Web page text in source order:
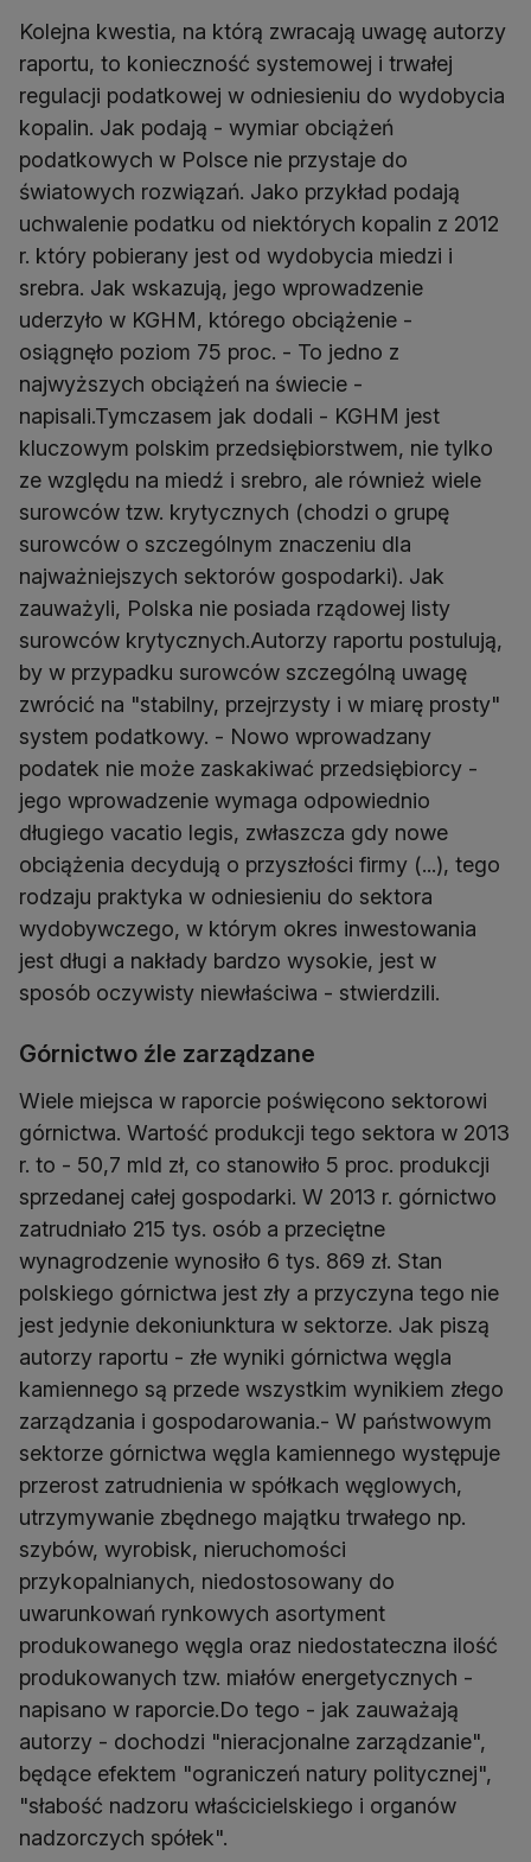
Kolejna kwestia, na którą zwracają uwagę autorzy
raportu, to konieczność systemowej i trwałej
regulacji podatkowej w odniesieniu do wydobycia
kopalin. Jak podają - wymiar obciążeń
podatkowych w Polsce nie przystaje do
światowych rozwiązań. Jako przykład podają
uchwalenie podatku od niektórych kopalin z 2012
r. który pobierany jest od wydobycia miedzi i
srebra. Jak wskazują, jego wprowadzenie
uderzyło w KGHM, którego obciążenie -
osiągnęło poziom 75 proc. - To jedno z
najwyższych obciążeń na świecie -
napisali.Tymczasem jak dodali - KGHM jest
kluczowym polskim przedsiębiorstwem, nie tylko
ze względu na miedź i srebro, ale również wiele
surowców tzw. krytycznych (chodzi o grupę
surowców o szczególnym znaczeniu dla
najważniejszych sektorów gospodarki). Jak
zauważyli, Polska nie posiada rządowej listy
surowców krytycznych.Autorzy raportu postulują,
by w przypadku surowców szczególną uwagę
zwrócić na "stabilny, przejrzysty i w miarę prosty"
system podatkowy. - Nowo wprowadzany
podatek nie może zaskakiwać przedsiębiorcy -
jego wprowadzenie wymaga odpowiednio
długiego vacatio legis, zwłaszcza gdy nowe
obciążenia decydują o przyszłości firmy (...), tego
rodzaju praktyka w odniesieniu do sektora
wydobywczego, w którym okres inwestowania
jest długi a nakłady bardzo wysokie, jest w
sposób oczywisty niewłaściwa - stwierdzili.
Górnictwo źle zarządzane
Wiele miejsca w raporcie poświęcono sektorowi
górnictwa. Wartość produkcji tego sektora w 2013
r. to - 50,7 mld zł, co stanowiło 5 proc. produkcji
sprzedanej całej gospodarki. W 2013 r. górnictwo
zatrudniało 215 tys. osób a przeciętne
wynagrodzenie wynosiło 6 tys. 869 zł. Stan
polskiego górnictwa jest zły a przyczyna tego nie
jest jedynie dekoniunktura w sektorze. Jak piszą
autorzy raportu - złe wyniki górnictwa węgla
kamiennego są przede wszystkim wynikiem złego
zarządzania i gospodarowania.- W państwowym
sektorze górnictwa węgla kamiennego występuje
przerost zatrudnienia w spółkach węglowych,
utrzymywanie zbędnego majątku trwałego np.
szybów, wyrobisk, nieruchomości
przykopalnianych, niedostosowany do
uwarunkowań rynkowych asortyment
produkowanego węgla oraz niedostateczna ilość
produkowanych tzw. miałów energetycznych -
napisano w raporcie.Do tego - jak zauważają
autorzy - dochodzi "nieracjonalne zarządzanie",
będące efektem "ograniczeń natury politycznej",
"słabość nadzoru właścicielskiego i organów
nadzorczych spółek".